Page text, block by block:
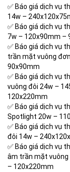
✅ Báo giá dịch vụ
14w –
✅ Báo giá dịch vụ
7w – 120x90mm –
✅ Báo giá dịch vụ
trần mặt vuông
90x90mm
✅ Báo giá dịch vụ
vuông đôi 24w –
120x220mm
✅ Báo giá dịch vụ
Spotlight 20w –
✅ Báo giá dịch vụ
đôi 14w –
✅ Báo giá dịch vụ
âm trần mặt
– 120x220mm